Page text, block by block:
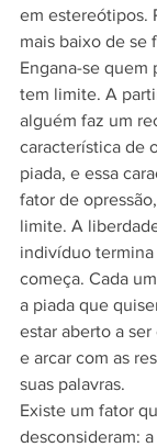
em estereótipos.
mais baixo de se
Engana-se quem
tem limite. A
alguém faz um
característica de
piada, e essa
fator de
limite. A
indivíduo
começa. Cada
a piada que
estar aberto a
e arcar com as
suas palavras.
Existe um fator
desconsideram: